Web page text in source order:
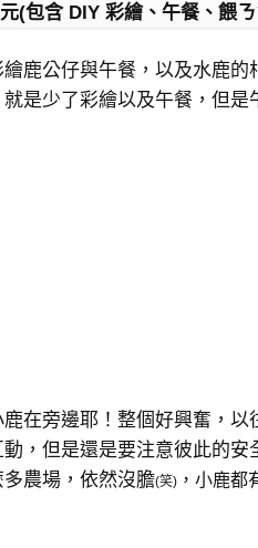
(包含 DIY 彩繪、午餐、餵
鹿公仔與午餐，以及水鹿
是少了彩繪以及午餐，但是
在旁邊耶！整個好興奮，
，但是還是要注意彼此的
農場，依然沒膽(笑) ，小鹿都